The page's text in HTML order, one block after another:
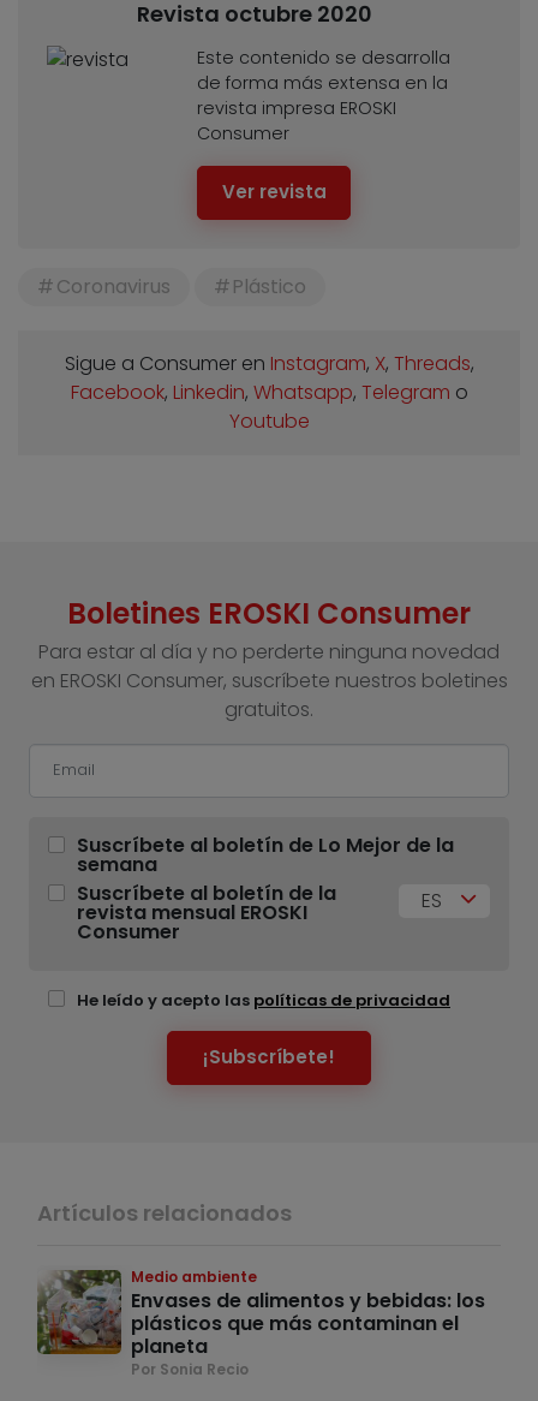
Revista octubre 2020
Este contenido se desarrolla
de forma más extensa en la
revista impresa EROSKI
Consumer
Ver revista
Coronavirus Plástico
Sigue a Consumer en Instagram, X, Threads,
Facebook, Linkedin, Whatsapp, Telegram o
Youtube
Boletines EROSKI Consumer
Para estar al día y no perderte ninguna novedad
en EROSKI Consumer, suscríbete nuestros boletines
gratuitos.
Suscríbete al boletín de Lo Mejor de la
semana
Suscríbete al boletín de la
revista mensual EROSKI
Consumer
ES
He leído y acepto las políticas de privacidad
¡Subscríbete!
Artículos relacionados
Medio ambiente
Envases de alimentos y bebidas: los
plásticos que más contaminan el
planeta
Por Sonia Recio